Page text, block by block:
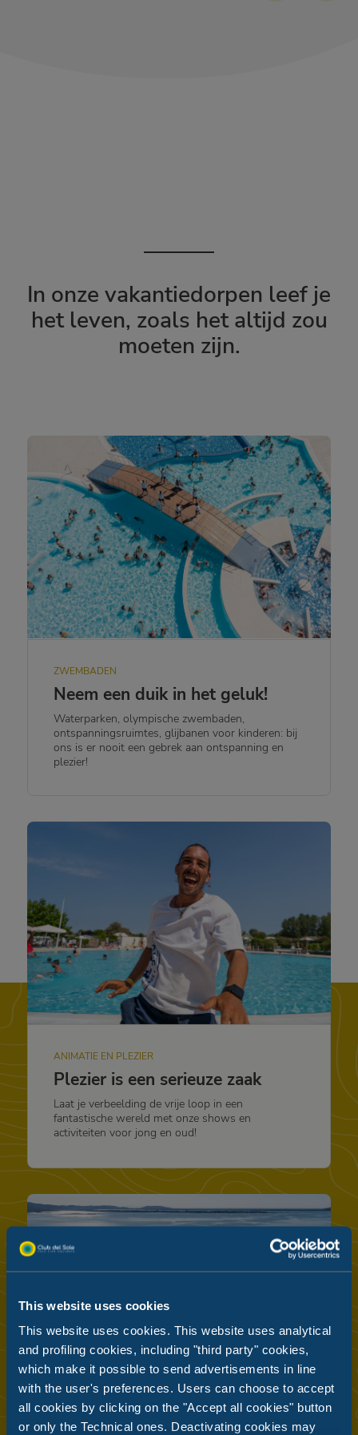
This website uses cookies
This website uses cookies. This website uses analytical
and profiling cookies, including "third party" cookies,
which make it possible to send advertisements in line
with the user's preferences. Users can choose to accept
all cookies by clicking on the "Accept all cookies" button
or only the Technical ones. Deactivating cookies may
In onze vakantiedorpen leef je
het leven, zoals het altijd zou
moeten zijn.
ZWEMBADEN
Neem een duik in het geluk!
Waterparken, olympische zwembaden,
ontspanningsruimtes, glijbanen voor kinderen: bij
ons is er nooit een gebrek aan ontspanning en
plezier!
ANIMATIE EN PLEZIER
Plezier is een serieuze zaak
Laat je verbeelding de vrije loop in een
fantastische wereld met onze shows en
activiteiten voor jong en oud!
STRANDEN